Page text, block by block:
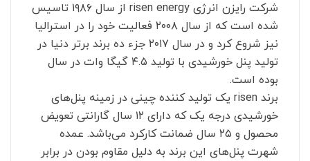
شرکت رایزن انرژی risen energy از سال ۱۹۸۶ تاسیس
شده است که از سال ۲۰۰۸ فعالیت خود را در استرالیا
نیز شروع کرد و در سال ۲۰۱۷ جزء ده برند برتر دنیا در
تولید پنل خورشیدی با تولید ۴.۵ گیگا وات در سال
بوده است.
برند risen یک تولید کننده چینی در زمینه پنل‌های
خورشیدی درجه یک که دارای ۱۲ سال گارانتی تعویض
محصول و ۲۵ سال ضمانت کارکرد می‌باشد. عمده
شهرت پنل‌های این برند به دلیل مقاوم بودن در برابر